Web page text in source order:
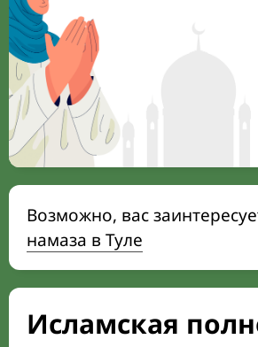
Возможно, вас
намаза в Туле
Исламская